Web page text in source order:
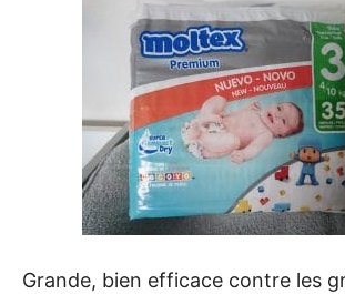
Grande, bien efficace contre les